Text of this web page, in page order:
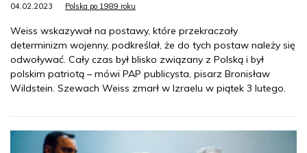
04.02.2023 Polska po 1989 roku
Weiss wskazywał na postawy, które przekraczały
determinizm wojenny, podkreślał, że do tych postaw należy się
odwoływać. Cały czas był blisko związany z Polską i był
polskim patriotą – mówi PAP publicysta, pisarz Bronisław
Wildstein. Szewach Weiss zmarł w Izraelu w piątek 3 lutego.